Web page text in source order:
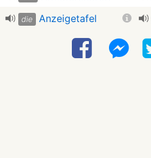
die Anzeigetafel